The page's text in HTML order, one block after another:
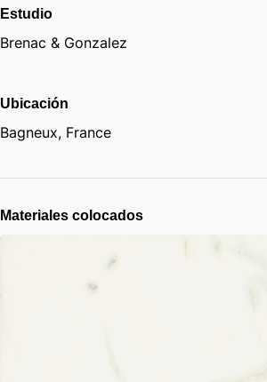
Estudio
Brenac & Gonzalez
Ubicación
Bagneux, France
Materiales colocados